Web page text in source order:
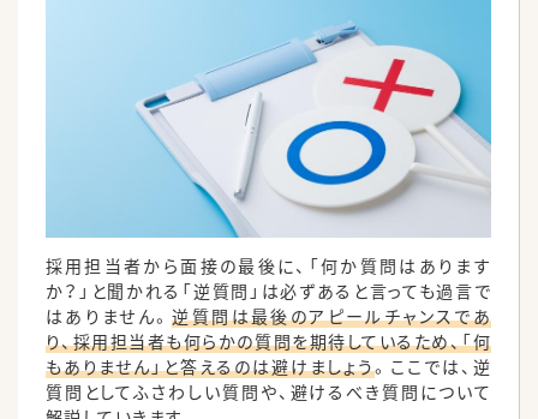
採用担当者から面接の最後に、「何か質問はあります
か？」と聞かれる「逆質問」は必ずあると言っても過言で
はありません。逆質問は最後のアピールチャンスであ
り、採用担当者も何らかの質問を期待しているため、「何
もありません」と答えるのは避けましょう。ここでは、逆
質問としてふさわしい質問や、避けるべき質問について